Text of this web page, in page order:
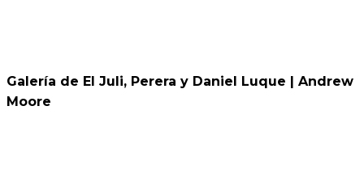
Galería de El Juli, Perera y Daniel Luque | Andrew
Moore